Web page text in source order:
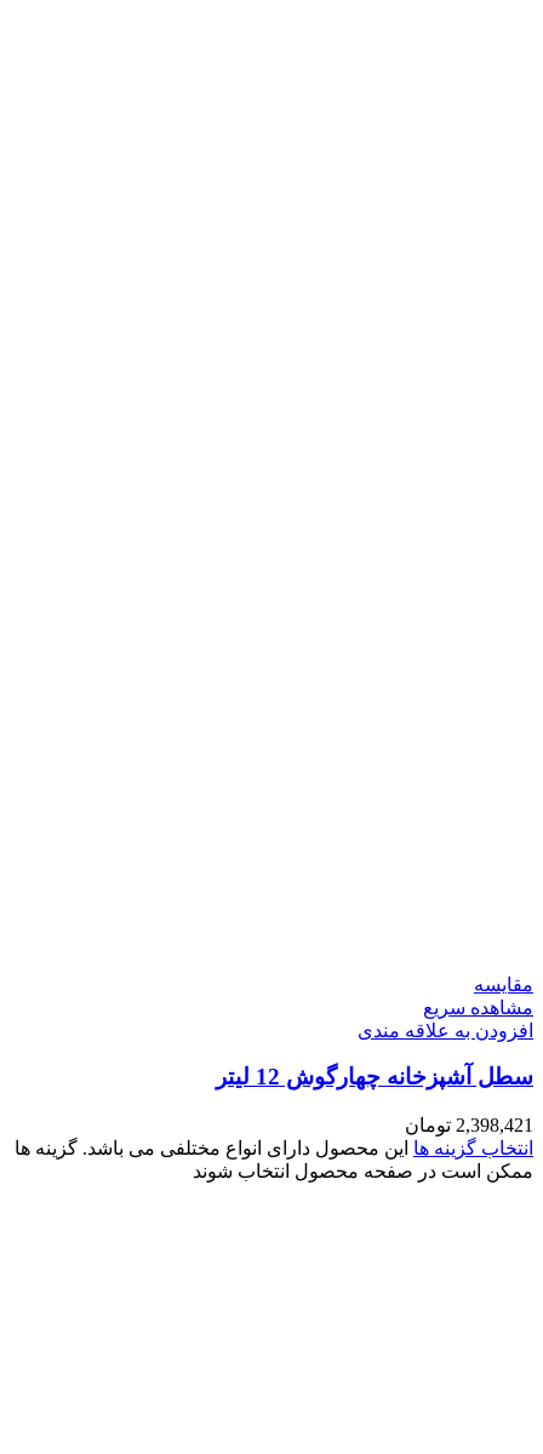
مقایسه
مشاهده سریع
افزودن به علاقه مندی
سطل آشپزخانه چهارگوش 12 لیتر
2,398,421 تومان
انتخاب گزینه ها این محصول دارای انواع مختلفی می باشد. گزینه ها
ممکن است در صفحه محصول انتخاب شوند